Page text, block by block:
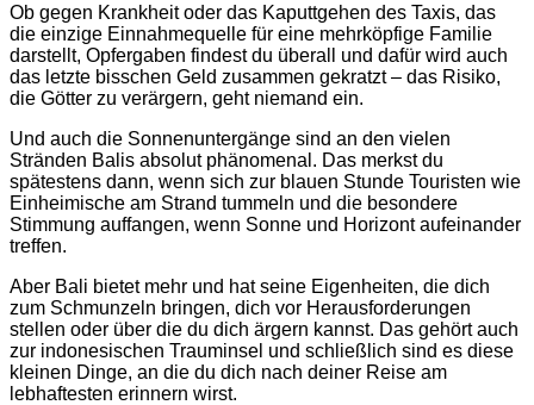
Ob gegen Krankheit oder das Kaputtgehen des Taxis, das
die einzige Einnahmequelle für eine mehrköpfige Familie
darstellt, Opfergaben findest du überall und dafür wird auch
das letzte bisschen Geld zusammen gekratzt – das Risiko,
die Götter zu verärgern, geht niemand ein.
Und auch die Sonnenuntergänge sind an den vielen
Stränden Balis absolut phänomenal. Das merkst du
spätestens dann, wenn sich zur blauen Stunde Touristen wie
Einheimische am Strand tummeln und die besondere
Stimmung auffangen, wenn Sonne und Horizont aufeinander
treffen.
Aber Bali bietet mehr und hat seine Eigenheiten, die dich
zum Schmunzeln bringen, dich vor Herausforderungen
stellen oder über die du dich ärgern kannst. Das gehört auch
zur indonesischen Trauminsel und schließlich sind es diese
kleinen Dinge, an die du dich nach deiner Reise am
lebhaftesten erinnern wirst.